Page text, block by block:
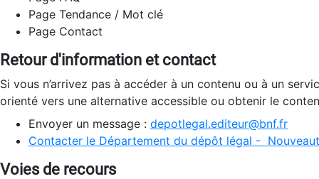
Page Tendance / Mot clé
Page Contact
Retour d'information et contact
Si vous n’arrivez pas à accéder à un contenu ou à un
orienté vers une alternative accessible ou obtenir le
Envoyer un message : depotlegal.editeur@bnf.fr
Contacter le Département du dépôt légal -
Voies de recours